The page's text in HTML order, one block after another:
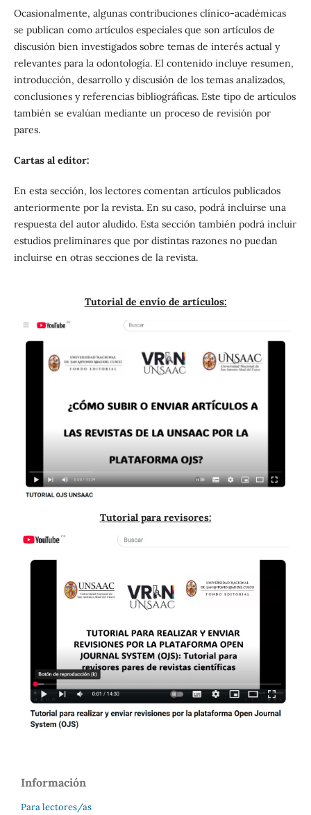
Ocasionalmente, algunas contribuciones clínico-académicas
se publican como artículos especiales que son artículos de
discusión bien investigados sobre temas de interés actual y
relevantes para la odontología. El contenido incluye resumen,
introducción, desarrollo y discusión de los temas analizados,
conclusiones y referencias bibliográficas. Este tipo de artículos
también se evalúan mediante un proceso de revisión por
pares.
Cartas al editor:
En esta sección, los lectores comentan artículos publicados
anteriormente por la revista. En su caso, podrá incluirse una
respuesta del autor aludido. Esta sección también podrá incluir
estudios preliminares que por distintas razones no puedan
incluirse en otras secciones de la revista.
Tutorial de envío de artículos:
Tutorial para revisores:
Información
Para lectores/as